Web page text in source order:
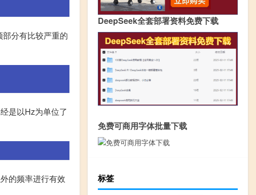
分有比较严重的
是以Hz为单位了
的频率进行有效
DeepSeek全套部署资料免费下载
免费可商用字体批量下载
标签